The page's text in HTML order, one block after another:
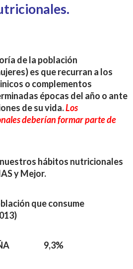
de la población
es que recurran a los
o complementos
épocas del año o ante
de su vida.Los
deberían formar parte de
hábitos nutricionales
y Mejor.
que consume
9,3%